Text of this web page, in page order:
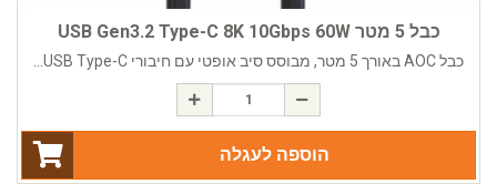
כבל 5 מטר USB Gen3.2 Type-C 8K 10Gbps 60W
כבל AOC באורך 5 מטר, מבוסס סיב אופטי עם חיבורי USB Type-C...
הוספה לעגלה